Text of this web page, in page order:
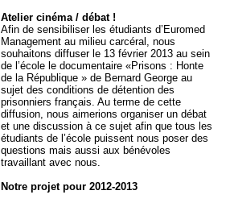
Atelier cinéma / débat !
Afin de sensibiliser les étudiants d’Euromed
Management au milieu carcéral, nous
souhaitons diffuser le 13 février 2013 au sein
de l’école le documentaire «Prisons : Honte
de la République » de Bernard George au
sujet des conditions de détention des
prisonniers français. Au terme de cette
diffusion, nous aimerions organiser un débat
et une discussion à ce sujet afin que tous les
étudiants de l’école puissent nous poser des
questions mais aussi aux bénévoles
travaillant avec nous.
Notre projet pour 2012-2013